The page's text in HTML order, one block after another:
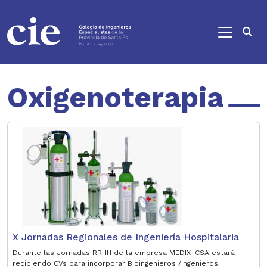
Oxigenoterapia
X Jornadas Regionales de Ingeniería Hospitalaria
Durante las Jornadas RRHH de la empresa MEDIX ICSA estará
recibiendo CVs para incorporar Bioingenieros /Ingenieros